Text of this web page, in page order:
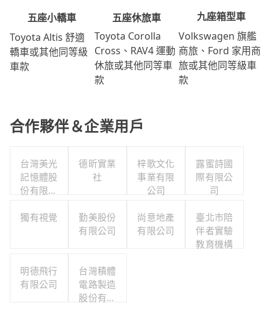
五座小轎車
Toyota Altis 舒適
轎車或其他同等級
車款
五座休旅車
Toyota Corolla
Cross、RAV4 運動
休旅或其他同等車
款
九座箱型車
Volkswagen 旗艦
商旅、Ford 家用商
旅或其他同等級車
款
合作夥伴＆企業用戶
台灣美光
記憶體股
份有限公
德昕實業
社
梓歌文化
事業有限
公司
露蜜詩國
際有限公
司
獨有視覺
勤美股份
有限公司
尚意地產
有限公司
臺北市陪
伴者實驗
教育機構
明德飛行
有限公司
台灣積體
電路製造
股份有限